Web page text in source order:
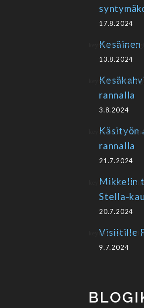
17.8.2024
13.8.2024
rannalla
3.8.2024
Käsityön
rannalla
21.7.2024
Mikkelin
Stella-
20.7.2024
Visiitille
9.7.2024